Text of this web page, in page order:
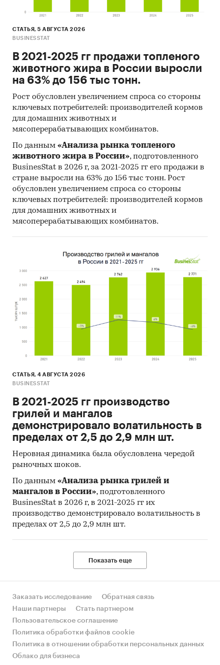
СТАТЬЯ, 5 АВГУСТА 2026
BUSINESSTAT
В 2021-2025 гг продажи топленого
животного жира в России выросли
на 63% до 156 тыс тонн.
Рост обусловлен увеличением спроса со стороны
ключевых потребителей: производителей кормов
для домашних животных и
мясоперерабатывающих комбинатов.
По данным «Анализа рынка топленого
животного жира в России», подготовленного
BusinesStat в 2026 г, за 2021-2025 гг его продажи в
стране выросли на 63% до 156 тыс тонн. Рост
обусловлен увеличением спроса со стороны
ключевых потребителей: производителей кормов
для домашних животных и
мясоперерабатывающих комбинатов.
СТАТЬЯ, 4 АВГУСТА 2026
BUSINESSTAT
В 2021-2025 гг производство
грилей и мангалов
демонстрировало волатильность в
пределах от 2,5 до 2,9 млн шт.
Неровная динамика была обусловлена чередой
рыночных шоков.
По данным «Анализа рынка грилей и
мангалов в России», подготовленного
BusinesStat в 2026 г, в 2021-2025 гг их
производство демонстрировало волатильность в
пределах от 2,5 до 2,9 млн шт.
Показать еще
Заказать исследование
Обратная связь
Наши партнеры
Стать партнером
Пользовательское соглашение
Политика обработки файлов cookie
Политика в отношении обработки персональных данных
Облако для бизнеса